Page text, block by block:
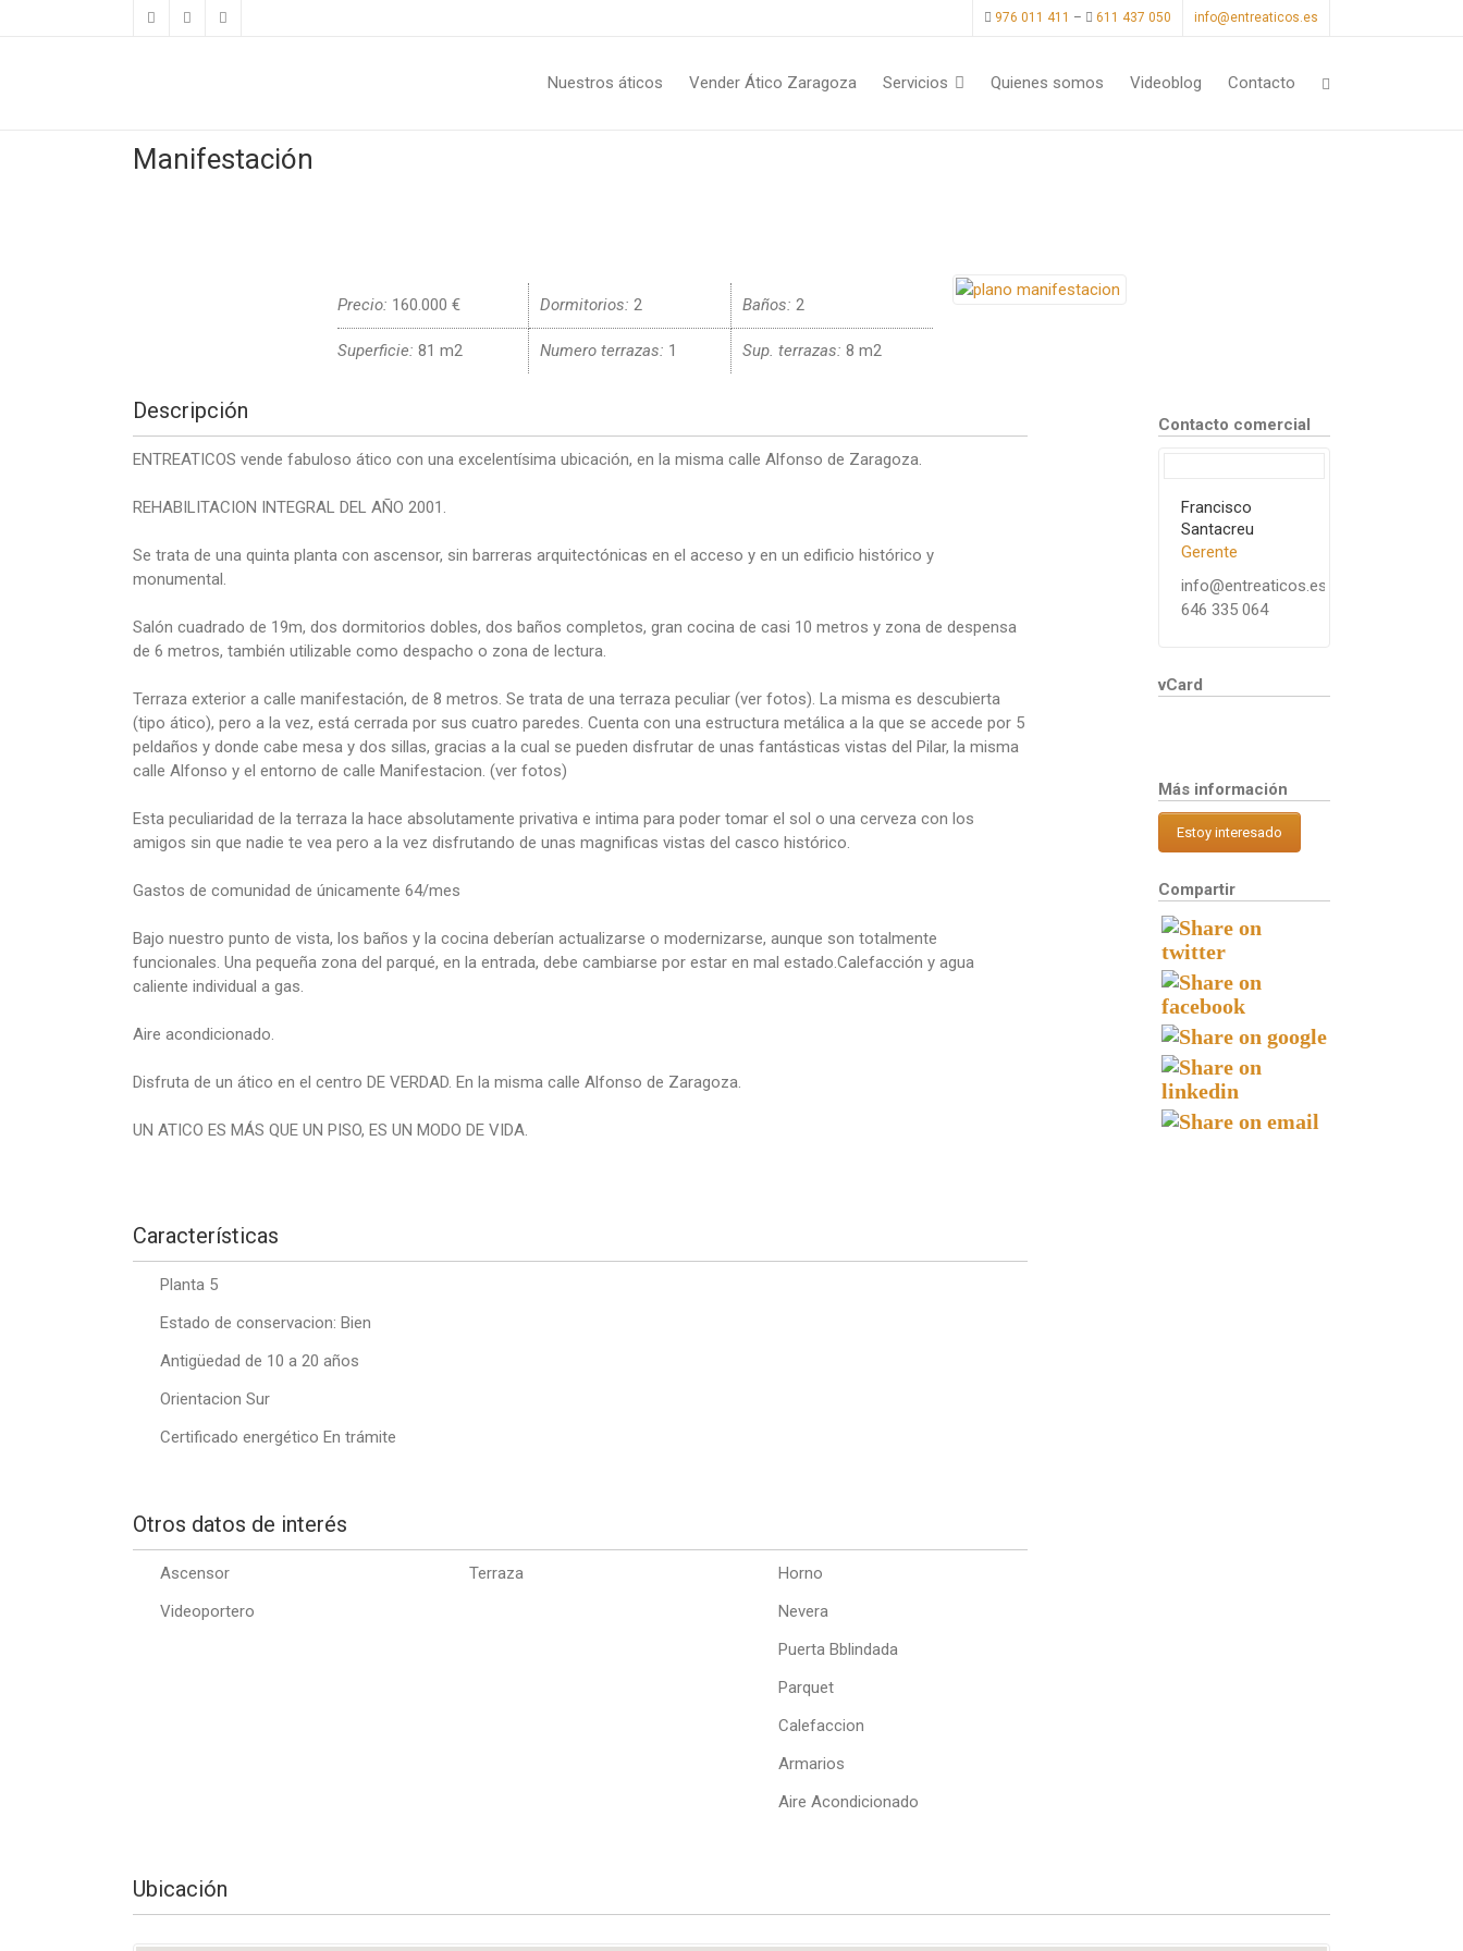
976 011 411 – 611 437 050 info@entreaticos.es
Nuestros áticos Vender Ático Zaragoza Servicios Quienes somos Videoblog Contacto
Manifestación
Precio: 160.000 € Dormitorios:2 Baños:2
Superficie:81 m2 Numero terrazas: 1 Sup. terrazas:8 m2
Descripción
ENTREATICOS vende fabuloso ático con una excelentísima ubicación, en la misma calle Alfonso de Zaragoza.
REHABILITACION INTEGRAL DEL AÑO 2001.
Se trata de una quinta planta con ascensor, sin barreras arquitectónicas en el acceso y en un edificio histórico y
monumental.
Salón cuadrado de 19m, dos dormitorios dobles, dos baños completos, gran cocina de casi 10 metros y zona de despensa
de 6 metros, también utilizable como despacho o zona de lectura.
Terraza exterior a calle manifestación, de 8 metros. Se trata de una terraza peculiar (ver fotos). La misma es descubierta
(tipo ático), pero a la vez, está cerrada por sus cuatro paredes. Cuenta con una estructura metálica a la que se accede por 5
peldaños y donde cabe mesa y dos sillas, gracias a la cual se pueden disfrutar de unas fantásticas vistas del Pilar, la misma
calle Alfonso y el entorno de calle Manifestacion. (ver fotos)
Esta peculiaridad de la terraza la hace absolutamente privativa e intima para poder tomar el sol o una cerveza con los
amigos sin que nadie te vea pero a la vez disfrutando de unas magnificas vistas del casco histórico.
Gastos de comunidad de únicamente 64/mes
Bajo nuestro punto de vista, los baños y la cocina deberían actualizarse o modernizarse, aunque son totalmente
funcionales. Una pequeña zona del parqué, en la entrada, debe cambiarse por estar en mal estado.Calefacción y agua
caliente individual a gas.
Aire acondicionado.
Disfruta de un ático en el centro DE VERDAD. En la misma calle Alfonso de Zaragoza.
UN ATICO ES MÁS QUE UN PISO, ES UN MODO DE VIDA.
Características
Planta 5
Estado de conservacion: Bien
Antigüedad de 10 a 20 años
Orientacion Sur
Certificado energético En trámite
Otros datos de interés
Ascensor
Videoportero
Terraza
Horno
Nevera
Puerta Bblindada
Parquet
Calefaccion
Armarios
Aire Acondicionado
Contacto comercial
Francisco
Santacreu
Gerente
info@entreaticos.es
646 335 064
vCard
Más información
Estoy interesado
Compartir
Ubicación